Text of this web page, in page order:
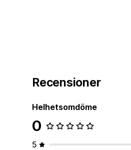
Recensioner
Helhetsomdöme
0
5